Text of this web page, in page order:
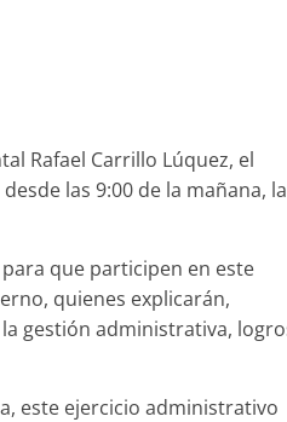
Rafael Carrillo Lúquez, el
las 9:00 de la mañana, la
que participen en este
quienes explicarán,
gestión administrativa,
este ejercicio administrativo